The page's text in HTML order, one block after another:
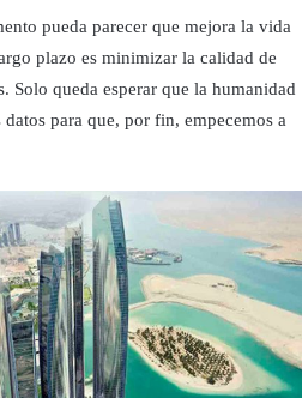
pueda parecer que mejora la vida
plazo es minimizar la calidad de
Solo queda esperar que la humanidad
para que, por fin, empecemos a